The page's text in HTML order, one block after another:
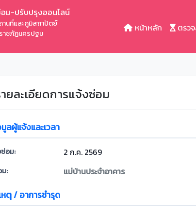
ม-ปรับปรุงออนไลน์
านที่และภูมิสถาปัตย์
าชภัฏนครปฐม
หน้าหลัก ตรว
ยละเอียดการแจ้งซ่อม
ลผู้แจ้งและเวลา
อม: 2 ก.ค. 2569
: แม่บ้านประจำอาคาร
หตุ / อาการชำรุด